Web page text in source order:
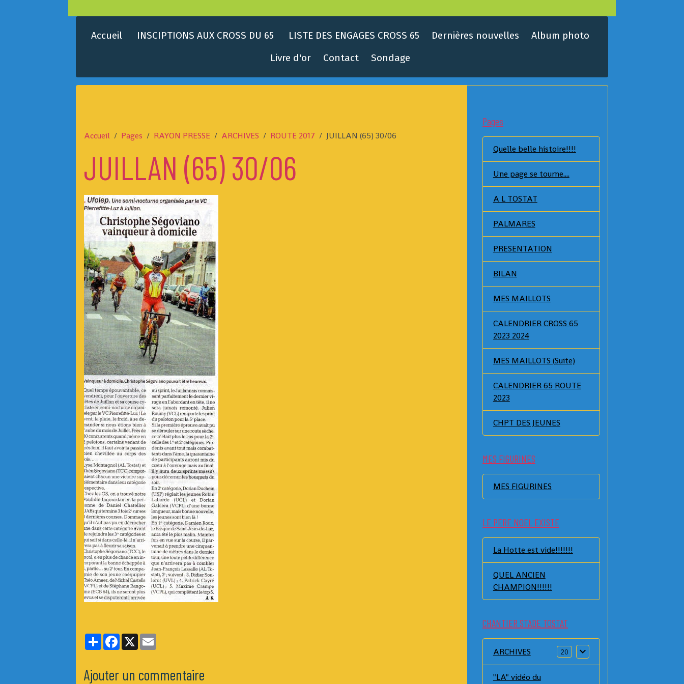
Accueil INSCIPTIONS AUX CROSS DU 65 LISTE DES ENGAGES CROSS 65 Dernières nouvelles
Album photo
Livre d'or
Contact Sondage
Accueil Pages RAYON PRESSE ARCHIVES ROUTE 2017 JUILLAN (65) 30/06
JUILLAN (65) 30/06
PartagerFacebook
X
Ajouter un commentaire
Pages
Quelle belle histoire!!!!
Une page se tourne....
A L TOSTAT
PALMARES
PRESENTATION
BILAN
MES MAILLOTS
CALENDRIER CROSS 65
2023 2024
MES MAILLOTS (Suite)
CALENDRIER 65 ROUTE
2023
CHPT DES JEUNES
MES FIGURINES
MES FIGURINES
LE PERE NOEL EXISTE
La Hotte est vide!!!!!!!
QUEL ANCIEN
CHAMPION!!!!!!
CHANTIER STADE TOSTAT
ARCHIVES 20
"LA" vidéo du